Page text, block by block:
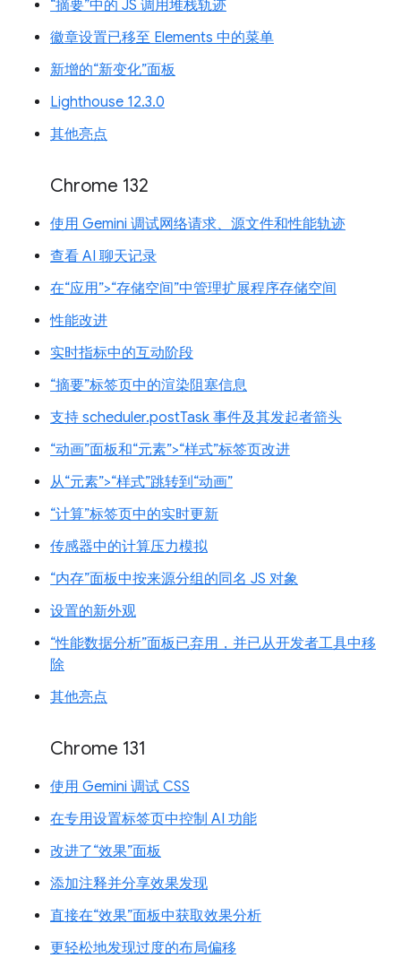
“摘要”中的 JS 调用堆栈轨迹
徽章设置已移至 Elements 中的菜单
新增的“新变化”面板
Lighthouse 12.3.0
其他亮点
Chrome 132
使用 Gemini 调试网络请求、源文件和性能轨迹
查看 AI 聊天记录
在“应用”>“存储空间”中管理扩展程序存储空间
性能改进
实时指标中的互动阶段
“摘要”标签页中的渲染阻塞信息
支持 scheduler.postTask 事件及其发起者箭头
“动画”面板和“元素”>“样式”标签页改进
从“元素”>“样式”跳转到“动画”
“计算”标签页中的实时更新
传感器中的计算压力模拟
“内存”面板中按来源分组的同名 JS 对象
设置的新外观
“性能数据分析”面板已弃用，并已从开发者工具中移
除
其他亮点
Chrome 131
使用 Gemini 调试 CSS
在专用设置标签页中控制 AI 功能
改进了“效果”面板
添加注释并分享效果发现
直接在“效果”面板中获取效果分析
更轻松地发现过度的布局偏移